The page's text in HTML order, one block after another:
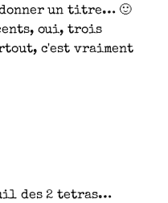
un titre… 🙂
oui, trois
c'est vraiment
des 2 tetras…